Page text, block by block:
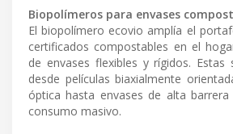
Biopolímeros para envases
El biopolímero ecovio amplía el
certificados compostables en el
de envases flexibles y rígidos. Estas
desde películas biaxialmente
óptica hasta envases de alta
consumo masivo.